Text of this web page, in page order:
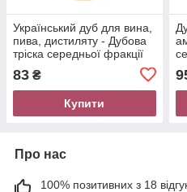
Український дуб для вина,
пива, дистиляту - Дубова
тріска середньої фракції
мікс із необсмаженою 100
83 ₴
Купити
Про нас
100% позитивних з 18